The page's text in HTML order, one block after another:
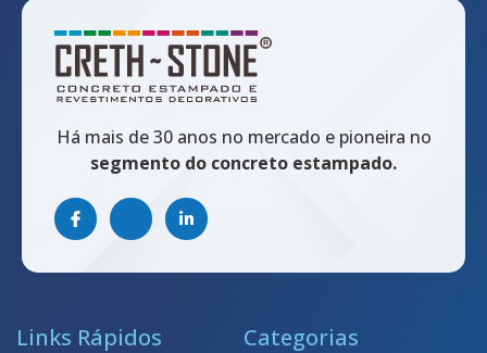
Há mais de 30 anos no mercado e pioneira no
segmento do concreto estampado.
Links Rápidos Categorias